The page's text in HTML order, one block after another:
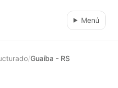
Menú
/Guaíba - RS